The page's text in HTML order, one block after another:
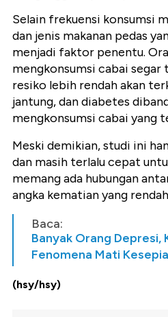
Selain frekuensi konsumsi
dan jenis makanan pedas
menjadi faktor penentu.
mengkonsumsi cabai
resiko lebih rendah akan
jantung, dan diabetes
mengkonsumsi cabai yang
Meski demikian, studi ini
dan masih terlalu cepat
memang ada hubungan
angka kematian yang
Baca:
Banyak Orang Depresi,
Fenomena Mati
(hsy/hsy)